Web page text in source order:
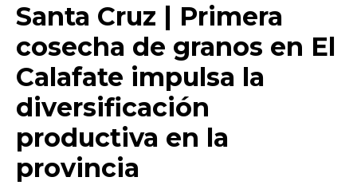
Santa Cruz | Primera
cosecha de granos en El
Calafate impulsa la
diversificación
productiva en la
provincia